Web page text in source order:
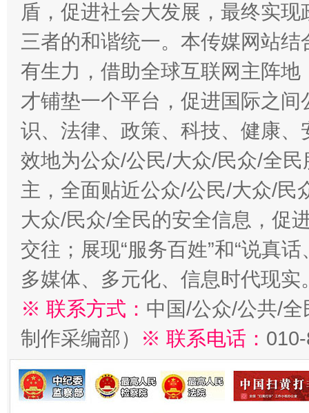
盾，促进社会大发展，最终实
三者的和谐统一。本传媒网站
有生力，借助全球互联网主阵
才铺垫一个平台，促进国际之
识、法律、政策、科技、健康
效地为公众/公民/大众/民众/全
主，全面贴近公众/公民/大众/民
大众/民众/全民的安全信息，促
交往；展现“服务百姓”和“说真
多媒体、多元化、信息时代现实
※ 联系方式： 中国/公众/公共/
制作采编部）
※ 联系电话：